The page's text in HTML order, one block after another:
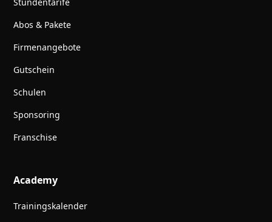
Abos & Pakete
Firmenangebote
Gutschein
Schulen
Sponsoring
Franschise
Academy
Trainingskalender